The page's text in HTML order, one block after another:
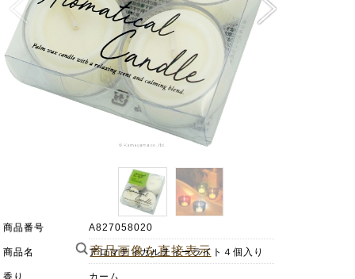
商品画像を直接表示
商品番号 A827058020
商品名 アロマティカルティーライト４個入り
香り カーム